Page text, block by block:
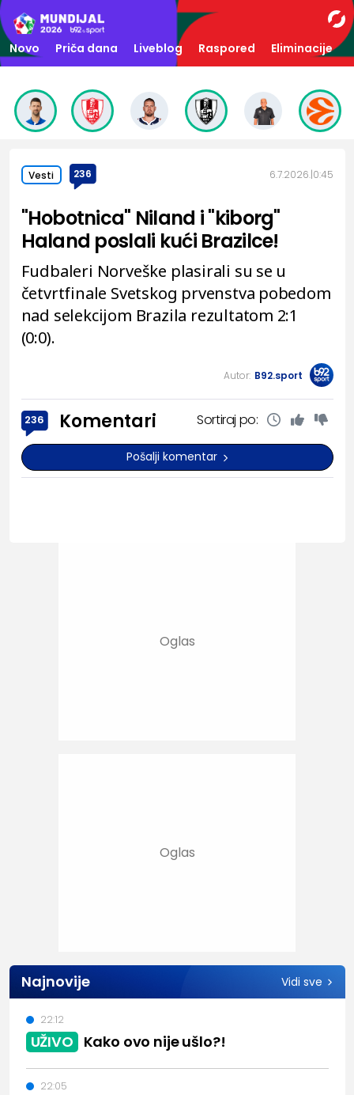
Novo Priča dana Liveblog Raspored Eliminacije
Vesti 236 6.7.2026. 0:45
"Hobotnica" Niland i "kiborg"
Haland poslali kući Brazilce!
Fudbaleri Norveške plasirali su se u
četvrtfinale Svetskog prvenstva pobedom
nad selekcijom Brazila rezultatom 2:1
(0:0).
Autor: B92.sport
236 Komentari Sortiraj po:
Pošalji komentar
Najnovije Vidi sve
UŽIVO Kako ovo nije ušlo?!
22:12
22:05